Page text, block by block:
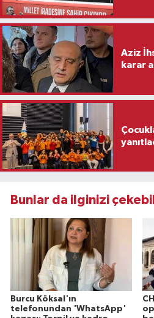
Aziz
karar
Bunlar da ilginizi
Burcu Köksal'ın
telefonundan 'WhatsApp'